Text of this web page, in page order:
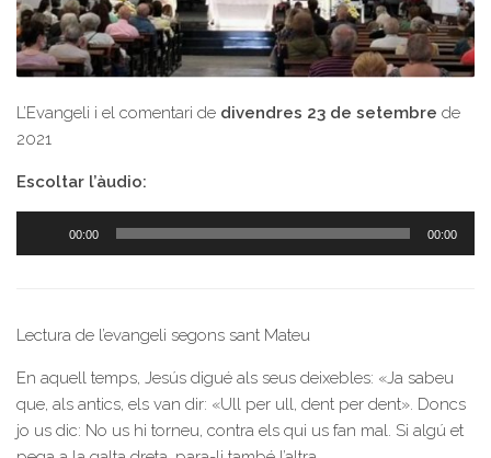
L’Evangeli i el comentari de divendres 23 de setembre de
2021
Escoltar l’àudio:
00:00 00:00
Lectura de l’evangeli segons sant Mateu
En aquell temps, Jesús digué als seus deixebles: «Ja sabeu
que, als antics, els van dir: «Ull per ull, dent per dent». Doncs
jo us dic: No us hi torneu, contra els qui us fan mal. Si algú et